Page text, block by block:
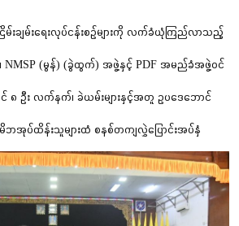
းချမ်းရေးလုပ်ငန်းစဉ်များကို လက်ခံယုံကြည်လာသည့်
NMSP (မွန်) (ခွဲထွက်) အဖွဲ့နှင့် PDF အမည်ခံအဖွဲ့ဝင်
၈ ဦး လက်နက်၊ ခဲယမ်းများနှင့်အတူ ဥပဒေဘောင်
အုပ်ထိန်းသူများထံ စနစ်တကျလွှဲပြောင်းအပ်နှံ